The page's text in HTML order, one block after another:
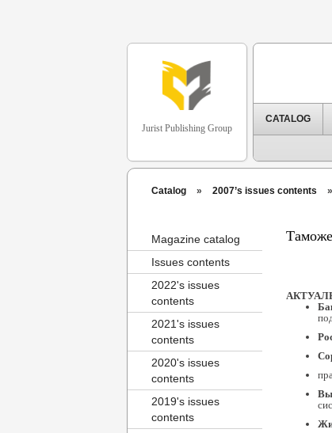
Jurist Publishing Group
CATALOG
Catalog » 2007’s issues contents »
Magazine catalog
Issues contents
2022's issues
contents
2021's issues
contents
2020's issues
contents
2019's issues
contents